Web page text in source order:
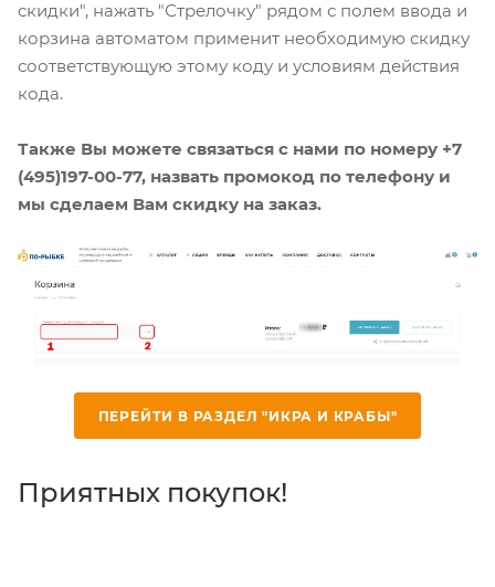
скидки", нажать "Стрелочку" рядом с полем ввода и
корзина автоматом применит необходимую скидку
соответствующую этому коду и условиям действия
кода.
Также Вы можете связаться с нами по номеру +7
(495)197-00-77, назвать промокод по телефону и
мы сделаем Вам скидку на заказ.
ПЕРЕЙТИ В РАЗДЕЛ "ИКРА И КРАБЫ"
Приятных покупок!